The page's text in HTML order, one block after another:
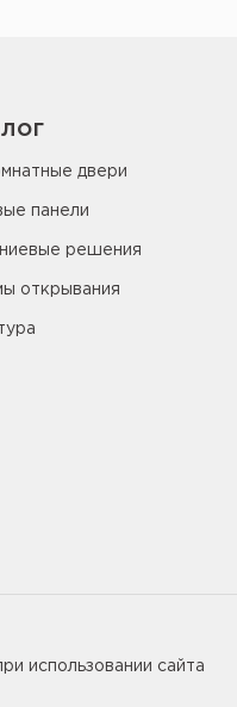
двери
панели
решения
открывания
использовании сайта